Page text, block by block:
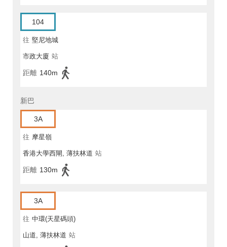
104
往 堅尼地城
市政大廈 站
距離 140m
新巴
3A
往 摩星嶺
香港大學西閘, 薄扶林道 站
距離 130m
3A
往 中環(天星碼頭)
山道, 薄扶林道 站